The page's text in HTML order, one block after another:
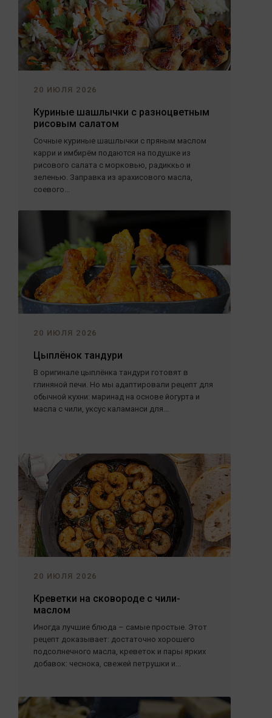
20 ИЮЛЯ 2026
Куриные шашлычки с разноцветным
рисовым салатом
Сочные куриные шашлычки с пряным маслом
карри и имбирём подаются на подушке из
рисового салата с морковью, радиккьо и
зеленью. Заправка из арахисового масла,
соевого...
20 ИЮЛЯ 2026
Цыплёнок тандури
В оригинале цыплёнка тандури готовят в
глиняной печи. Но мы адаптировали рецепт для
обычной кухни: маринад на основе йогурта и
масла с чили, уксус каламанси для...
20 ИЮЛЯ 2026
Креветки на сковороде с чили-
маслом
Иногда лучшие блюда – самые простые. Этот
рецепт доказывает: достаточно хорошего
подсолнечного масла, креветок и пары ярких
добавок: чеснока, свежей петрушки и...